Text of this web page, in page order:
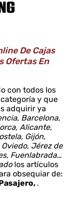
De Cajas
Ofertas En
con todos los
y que
adquirir ya
Barcelona,
Alicante,
Gijón,
Jérez de
Fuenlabrada…
los artículos
obsequiar de:
.